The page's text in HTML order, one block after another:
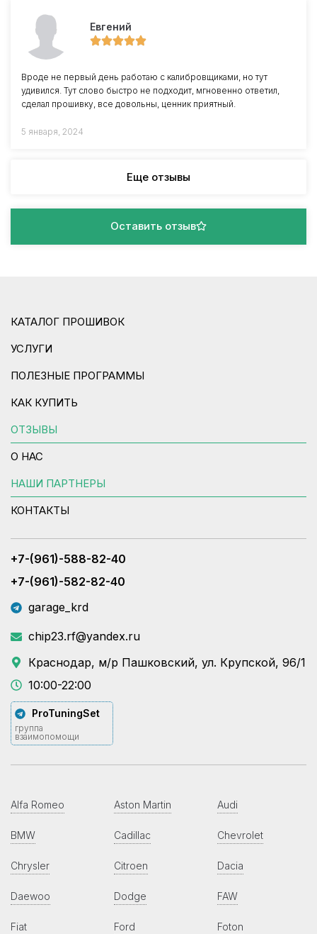
Евгений
Вроде не первый день работаю с калибровщиками, но тут
удивился. Тут слово быстро не подходит, мгновенно ответил,
сделал прошивку, все довольны, ценник приятный.
5 января, 2024
Еще отзывы
Оставить отзыв
КАТАЛОГ ПРОШИВОК
УСЛУГИ
ПОЛЕЗНЫЕ ПРОГРАММЫ
КАК КУПИТЬ
ОТЗЫВЫ
О НАС
НАШИ ПАРТНЕРЫ
КОНТАКТЫ
+7-(961)-588-82-40
+7-(961)-582-82-40
garage_krd
chip23.rf@yandex.ru
Краснодар, м/р Пашковский, ул. Крупской, 96/1
10:00-22:00
ProTuningSet
группа
взаимопомощи
Alfa Romeo Aston Martin Audi
BMW Cadillac Chevrolet
Chrysler Citroen Dacia
Daewoo Dodge FAW
Fiat Ford Foton